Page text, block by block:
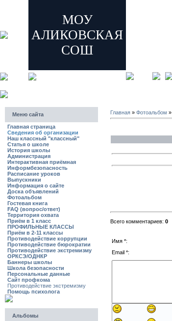
МОУ
АЛИКОВСКАЯ
СОШ
Меню сайта
Главная страница
Сведения об организации
Наш классный "классный"
Статья о школе
История школы
Администрация
Интерактивная приёмная
Информбезопасность
Расписание уроков
Выпускники
Информация о сайте
Доска объявлений
Фотоальбом
Гостевая книга
FAQ (вопрос/ответ)
Территория охвата
Приём в 1 класс
ПРОФИЛЬНЫЕ КЛАССЫ
Приём в 2-11 классы
Противодействие коррупции
Противодействие бюрократии
Противодействие экстремизму
ОРКСЭ/ОДНКР
Баннеры школы
Школа безопасности
Персональные данные
Сайт профкома
Противодействие экстремизму
Помощь психолога
Альбомы
Главная » Фотоальбом »
Всего комментариев: 0
Имя *:
Email *: